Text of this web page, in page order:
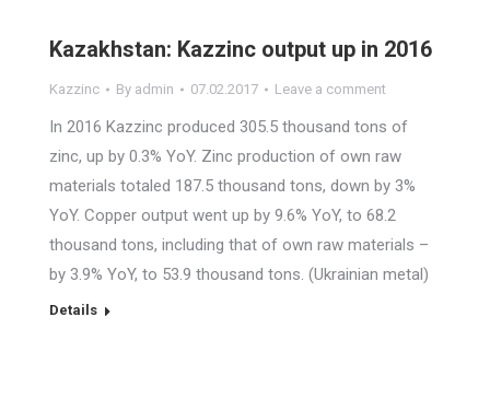
Kazakhstan: Kazzinc output up in 2016
Kazzinc By admin 07.02.2017 Leave a comment
In 2016 Kazzinc produced 305.5 thousand tons of
zinc, up by 0.3% YoY. Zinc production of own raw
materials totaled 187.5 thousand tons, down by 3%
YoY. Copper output went up by 9.6% YoY, to 68.2
thousand tons, including that of own raw materials –
by 3.9% YoY, to 53.9 thousand tons. (Ukrainian metal)
Details